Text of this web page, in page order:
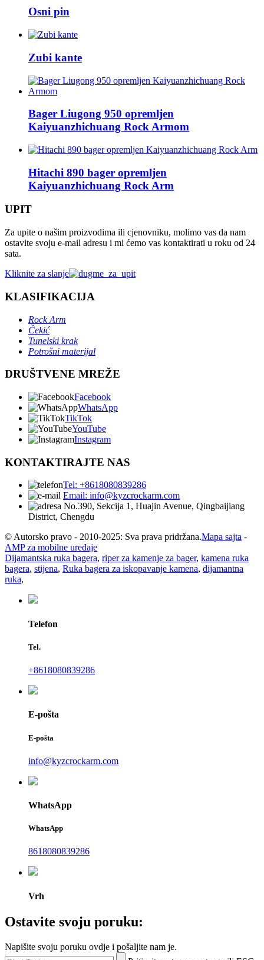
Osni pin
Zubi kante
Bager Liugong 950 opremljen
Kaiyuanzhichuang Rock Armom
Hitachi 890 bager opremljen
Kaiyuanzhichuang Rock Arm
UPIT
Za upite o našim proizvodima ili cjenovniku, molimo vas da nam
ostavite svoju e-mail adresu i mi ćemo vas kontaktirati u roku od 24
sata.
Kliknite za slanje
KLASIFIKACIJA
Rock Arm
Čekić
Tunelski krak
Potrošni materijal
DRUŠTVENE MREŽE
Facebook
WhatsApp
TikTok
YouTube
Instagram
KONTAKTIRAJTE NAS
Tel: +8618080839286
Email: info@kyzcrockarm.com
No.390, Sekcija 1, Huajin Avenue, Qingbaijiang
District, Chengdu
© Autorsko pravo - 2010-2025: Sva prava pridržana.Mapa sajta -
AMP za mobilne uređaje
Dijamantska ruka bagera, riper za kamenje za bager, kamena ruka
bagera, stijena, Ruka bagera za iskopavanje kamena, dijamantna
ruka,
Telefon
Tel.
+8618080839286
E-pošta
E-pošta
info@kyzcrockarm.com
WhatsApp
WhatsApp
8618080839286
Vrh
Ostavite svoju poruku:
Napišite svoju poruku ovdje i pošaljite nam je.